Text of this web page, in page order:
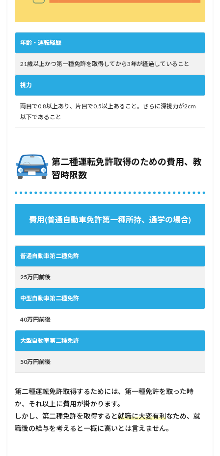
年齢・運転経歴
21歳以上かつ第一種免許を取得してから3年が経過していること
視力
両目で0.8以上あり、片目で0.5以上あること。さらに深視力が2cm
以下であること
第二種運転免許取得のための費用、教
習時限数
費用(普通自動車免許第一種所持、通学の場合)
普通自動車第二種免許
25万円前後
中型自動車第二種免許
40万円前後
大型自動車第二種免許
50万円前後
第二種運転免許取得するためには、第一種免許を取った時
か、それ以上に費用が掛かります。
しかし、第二種免許を取得すると就職に大変有利なため、就
職後の給与を考えると一概に高いとは言えません。